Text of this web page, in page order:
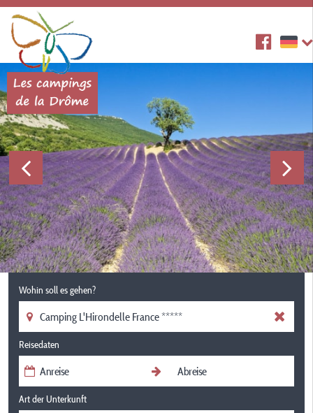
Wohin soll es gehen?
Reisedaten
Art der Unterkunft